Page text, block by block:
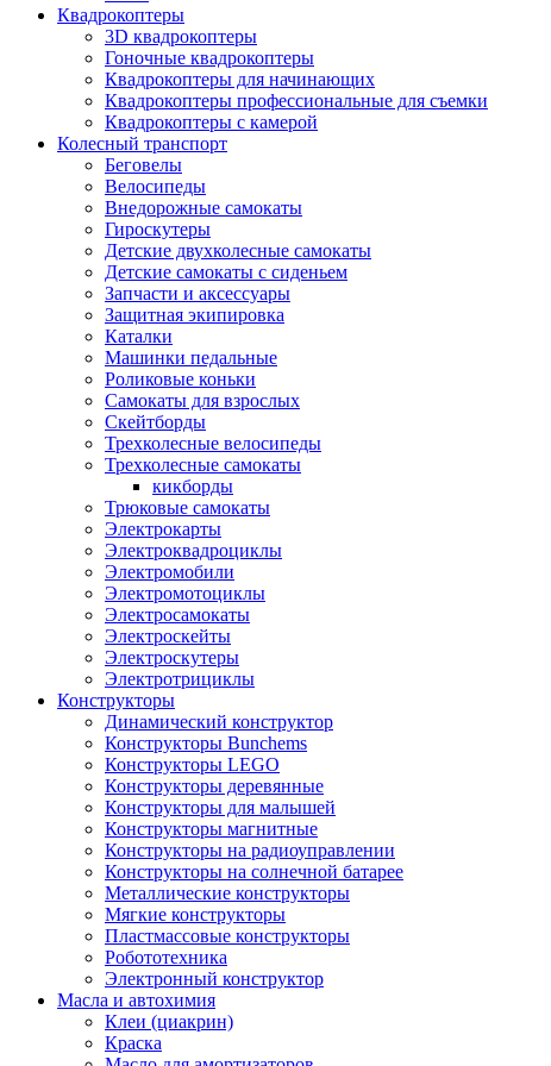
Квадрокоптеры
3D квадрокоптеры
Гоночные квадрокоптеры
Квадрокоптеры для начинающих
Квадрокоптеры профессиональные для съемки
Квадрокоптеры с камерой
Колесный транспорт
Беговелы
Велосипеды
Внедорожные самокаты
Гироскутеры
Детские двухколесные самокаты
Детские самокаты с сиденьем
Запчасти и аксессуары
Защитная экипировка
Каталки
Машинки педальные
Роликовые коньки
Самокаты для взрослых
Скейтборды
Трехколесные велосипеды
Трехколесные самокаты
кикборды
Трюковые самокаты
Электрокарты
Электроквадроциклы
Электромобили
Электромотоциклы
Электросамокаты
Электроскейты
Электроскутеры
Электротрициклы
Конструкторы
Динамический конструктор
Конструкторы Bunchems
Конструкторы LEGO
Конструкторы деревянные
Конструкторы для малышей
Конструкторы магнитные
Конструкторы на радиоуправлении
Конструкторы на солнечной батарее
Металлические конструкторы
Мягкие конструкторы
Пластмассовые конструкторы
Робототехника
Электронный конструктор
Масла и автохимия
Клеи (циакрин)
Краска